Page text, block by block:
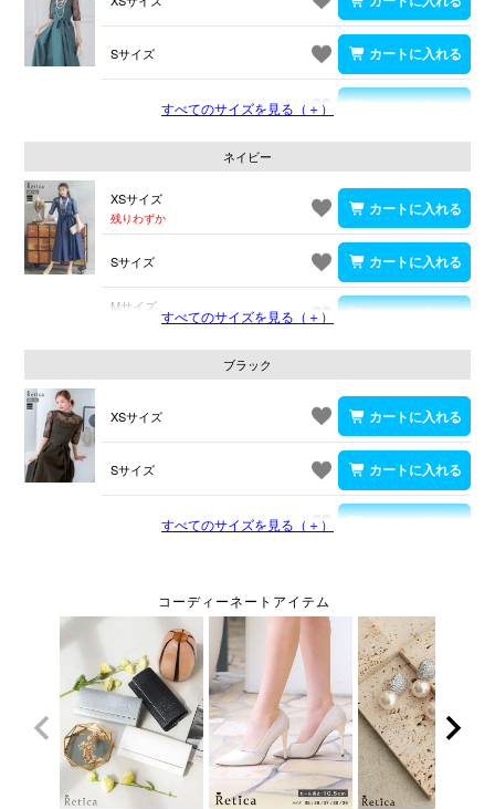
Sサイズ
すべてのサイズを見る（＋）
ネイビー
XSサイズ
残りわずか
Sサイズ
Mサイズ
残りわずかすべてのサイズを見る（＋）
ブラック
XSサイズ
Sサイズ
すべてのサイズを見る（＋）